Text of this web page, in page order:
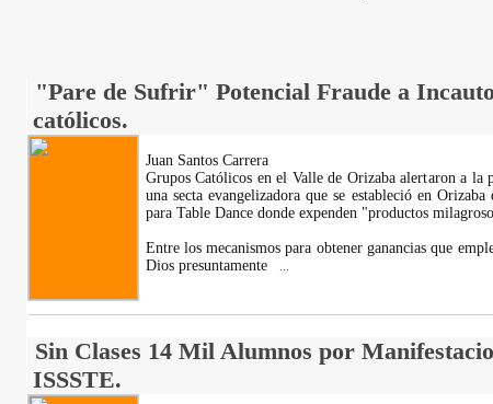
"Pare de Sufrir" Potencial Fraude a
católicos.
Juan Santos Carrera
Grupos Católicos en el Valle de Orizaba alertaron a la
una secta evangelizadora que se estableció en
para Table Dance donde expenden "productos
Entre los mecanismos para obtener ganancias que
Dios presuntamente
Sin Clases 14 Mil Alumnos por
ISSSTE.